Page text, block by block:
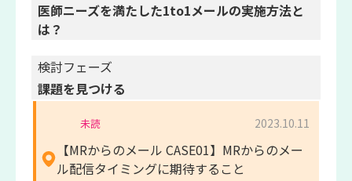
医師ニーズを満たした1to1メールの実施方法と
は？
検討フェーズ
課題を見つける
未読
【MRからのメール CASE01】MRからのメー
ル配信タイミングに期待すること
2023.10.11